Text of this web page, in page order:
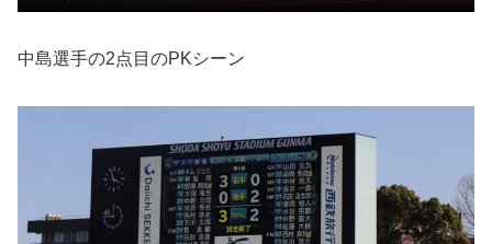
中島選手の2点目のPKシーン